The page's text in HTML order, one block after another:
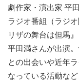
劇作家・演出家 平
ラジオ番組（ラジ
リザの舞台は但馬
平田満さんが出演
との出会いや近年
なっている活動な